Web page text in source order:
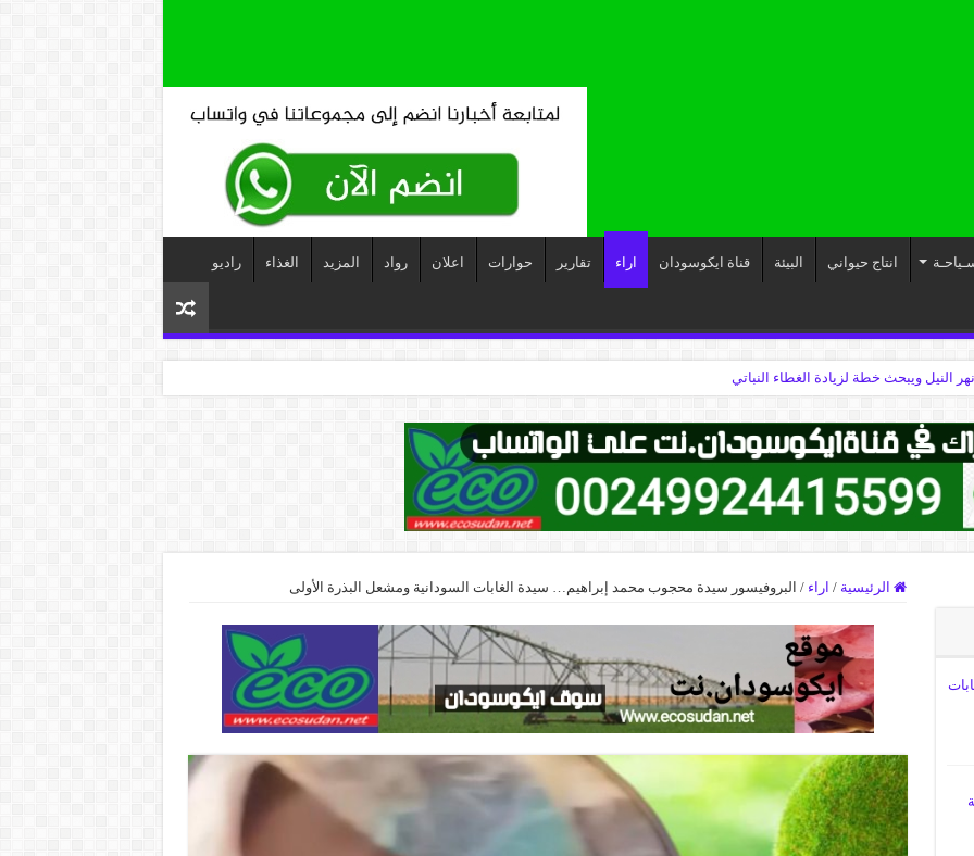
انتاج حيواني البيئة قناة ايكوسودان اراء تقارير حوارات اعلان رواد المزيد الغذاء راديو
النيل ويبحث خطة لزيادة الغطاء النباتي
الرئيسية / اراء / البروفيسور سيدة محجوب محمد إبراهيم… سيدة الغابات السودانية ومشعل البذرة الأولى